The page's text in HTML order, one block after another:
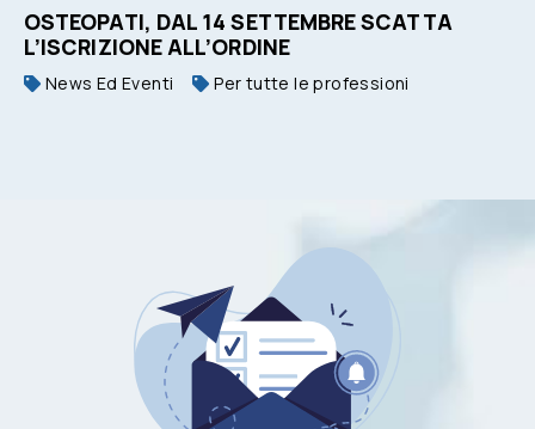
OSTEOPATI, DAL 14 SETTEMBRE SCATTA
L’ISCRIZIONE ALL’ORDINE
News Ed Eventi Per tutte le professioni